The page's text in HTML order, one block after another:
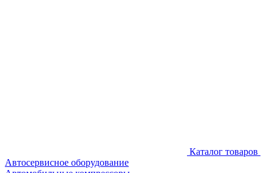
Каталог товаров
Автосервисное оборудование